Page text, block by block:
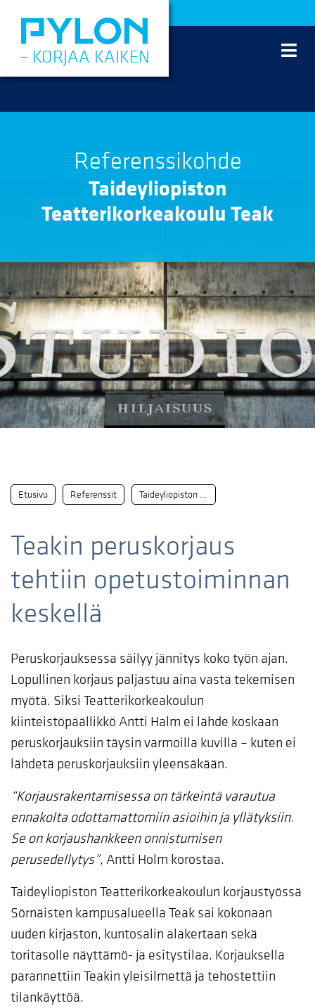
sisältöön
– KORJAA KAIKEN
Referenssikohde
Taideyliopiston
Teatterikorkeakoulu Teak
Etusivu Referenssit Taideyliopiston Teatterikorkeakoulu Teak
Teakin peruskorjaus
tehtiin opetustoiminnan
keskellä
Peruskorjauksessa säilyy jännitys koko työn ajan.
Lopullinen korjaus paljastuu aina vasta tekemisen
myötä. Siksi Teatterikorkeakoulun
kiinteistöpäällikkö Antti Halm ei lähde koskaan
peruskorjauksiin täysin varmoilla kuvilla – kuten ei
lähdetä peruskorjauksiin yleensäkään.
“Korjausrakentamisessa on tärkeintä varautua
ennakolta odottamattomiin asioihin ja yllätyksiin.
Se on korjaushankkeen onnistumisen
perusedellytys”, Antti Holm korostaa.
Taideyliopiston Teatterikorkeakoulun korjaustyössä
Sörnäisten kampusalueella Teak sai kokonaan
uuden kirjaston, kuntosalin alakertaan sekä
toritasolle näyttämö- ja esitystilaa. Korjauksella
parannettiin Teakin yleisilmettä ja tehostettiin
tilankäyttöä.